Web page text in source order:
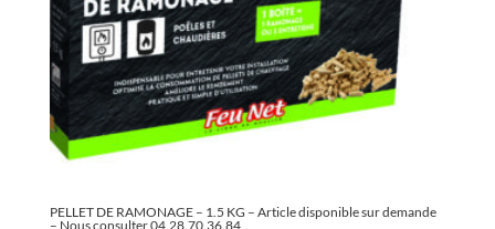
PELLET DE RAMONAGE – 1.5 KG – Article disponible sur demande
– Nous consulter 04.28.70.36.84